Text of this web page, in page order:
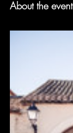
About the event